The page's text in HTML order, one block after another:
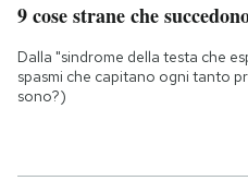
9 cose strane che
Dalla "sindrome della testa che
spasmi che capitano ogni tanto
sono?)